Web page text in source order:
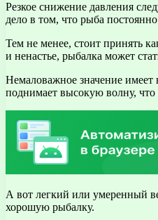
Резкое снижение давления
дело в том, что рыба
Тем не менее, стоит принять
и ненастье, рыбалка может
Немаловажное значение имеет
поднимает высокую волну, что
А вот легкий или умеренный
хорошую рыбалку.